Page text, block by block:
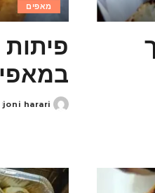
מאפים
Posted
joni harari